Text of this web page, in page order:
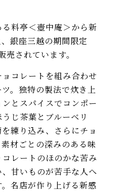
料亭＜壺中庵＞から新
銀座三越の期間限定
されています。
コレートを組み合わせ
。独特の製法で炊き上
とスパイスでコンポー
じ茶葉とブルーベリ
練り込み、さらにチョ
材ごとの深みのある味
レートのほのかな苦み
甘いものが苦手な人へ
名店が作り上げる新感